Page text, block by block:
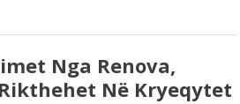
Nga Renova,
Në Kryeqytet